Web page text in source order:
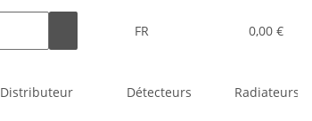
FR 0,00 €
Distributeur Détecteurs Radiateurs